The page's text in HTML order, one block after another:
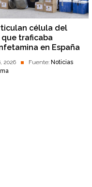
célula del
que traficaba
en España
2026 Fuente:Noticias